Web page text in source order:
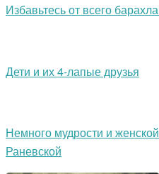
Избавьтесь от всего
Дети и их 4-лапые друзья
Немного мудрости и
Раневской